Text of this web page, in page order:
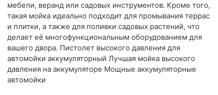
мебели, веранд или садовых инструментов. Кроме того,
такая мойка идеально подходит для промывания террас
и плитки, а также для поливки садовых растений, что
делает её многофункциональным оборудованием для
вашего двора. Пистолет высокого давления для
автомойки аккумуляторный Лучшая мойка высокого
давления на аккумуляторе Мощные аккумуляторные
автомойки